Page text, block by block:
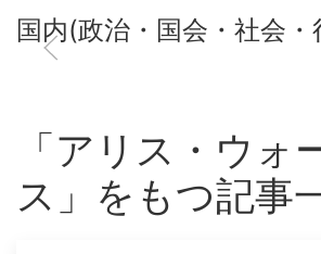
国内(政治・国会・社会・
「アリス・ウォ
ス」をもつ記事